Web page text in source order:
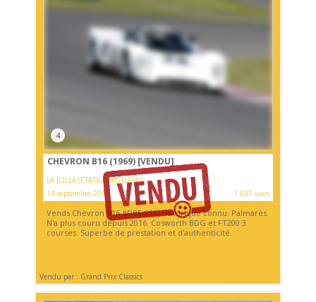
4
CHEVRON B16 (1969) [VENDU]
LA JOLLA (ETATS-UNIS (USA))
14 septembre 2019
1 037 vues
Vends Chevron B16 #DBE-016. Historique connu. Palmarès.
N'a plus couru depuis 2016. Cosworth BDG et FT200 3
courses. Superbe de prestation et d'authenticité.
Vendu par : Grand Prix Classics